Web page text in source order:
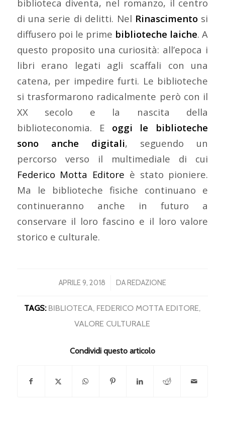
biblioteca diventa, nel romanzo, il centro
di una serie di delitti. Nel Rinascimento si
diffusero poi le prime biblioteche laiche. A
questo proposito una curiosità: all’epoca i
libri erano legati agli scaffali con una
catena, per impedire furti. Le biblioteche
si trasformarono radicalmente però con il
XX secolo e la nascita della
biblioteconomia. E oggi le biblioteche
sono anche digitali, seguendo un
percorso verso il multimediale di cui
Federico Motta Editore è stato pioniere.
Ma le biblioteche fisiche continuano e
continueranno anche in futuro a
conservare il loro fascino e il loro valore
storico e culturale.
APRILE 9, 2018
/ DAREDAZIONE
TAGS: BIBLIOTECA, FEDERICO MOTTA EDITORE,
VALORE CULTURALE
Condividi questo articolo